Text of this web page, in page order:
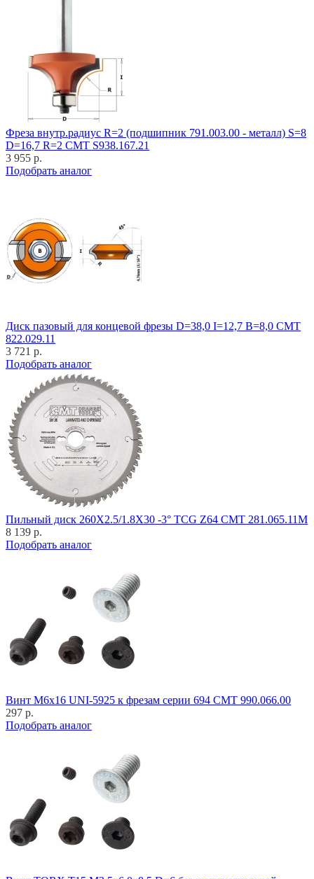
Фреза внутр.радиус R=2 (подшипник 791.003.00 - металл) S=8
D=16,7 R=2 CMT S938.167.21
3 955 р.
Подобрать аналог
Диск пазовый для концевой фрезы D=38,0 I=12,7 B=8,0 CMT
822.029.11
3 721 р.
Подобрать аналог
Пильный диск 260X2.5/1.8X30 -3° TCG Z64 CMT 281.065.11M
8 139 р.
Подобрать аналог
Винт M6x16 UNI-5925 к фрезам серии 694 CMT 990.066.00
297 р.
Подобрать аналог